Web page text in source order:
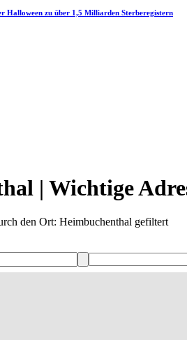
Halloween zu über 1,5 Milliarden Sterberegistern
| Wichtige
den Ort: Heimbuchenthal gefiltert